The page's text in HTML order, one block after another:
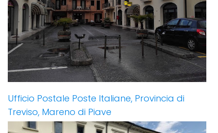
Ufficio Postale Poste Italiane, Provincia di
Treviso, Mareno di Piave